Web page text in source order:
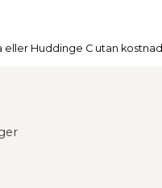
eller Huddinge C utan kostnad